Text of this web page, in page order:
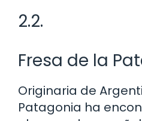
2.2.
Fresa de la
Originaria de
Patagonia ha